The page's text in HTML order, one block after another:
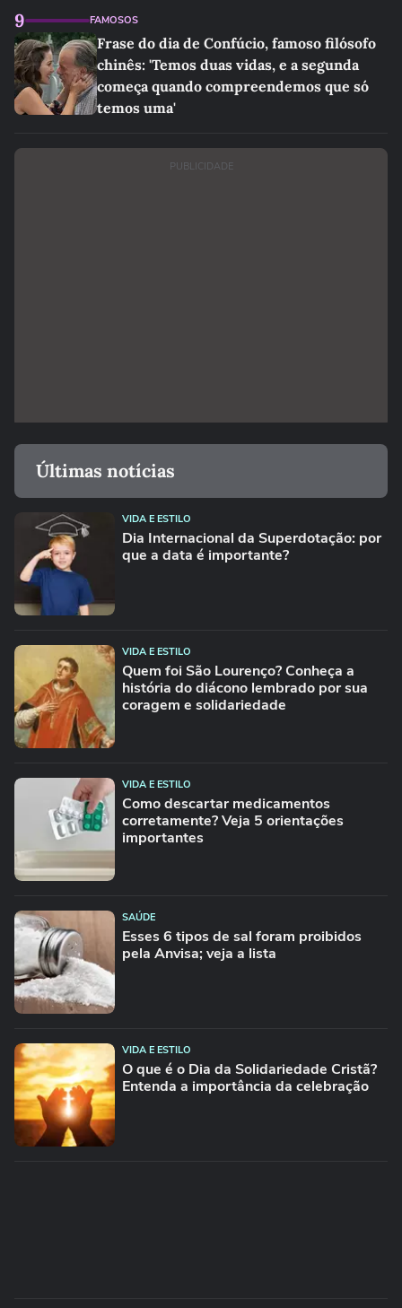
9 FAMOSOS
Frase do dia de Confúcio, famoso filósofo
chinês: 'Temos duas vidas, e a segunda
começa quando compreendemos que só
temos uma'
PUBLICIDADE
Últimas notícias
VIDA E ESTILO
Dia Internacional da Superdotação: por
que a data é importante?
VIDA E ESTILO
Quem foi São Lourenço? Conheça a
história do diácono lembrado por sua
coragem e solidariedade
VIDA E ESTILO
Como descartar medicamentos
corretamente? Veja 5 orientações
importantes
SAÚDE
Esses 6 tipos de sal foram proibidos
pela Anvisa; veja a lista
VIDA E ESTILO
O que é o Dia da Solidariedade Cristã?
Entenda a importância da celebração